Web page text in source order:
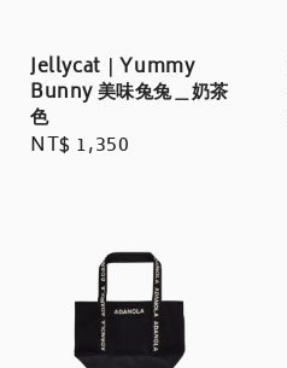
Jellycat｜Yummy
Bunny 美味兔兔＿奶茶
色
Regular
NT$ 1,350